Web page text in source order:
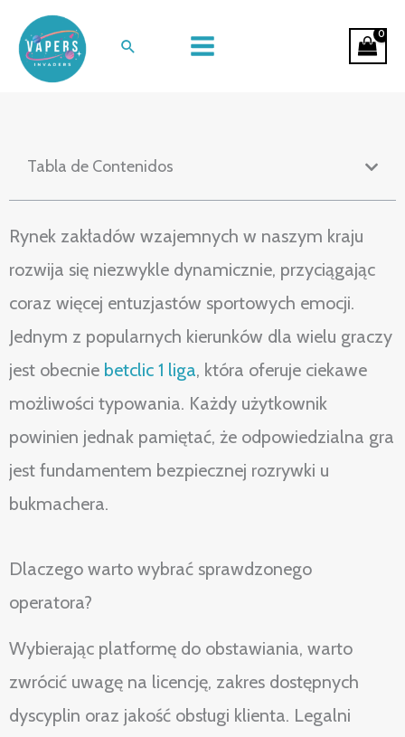
contenido
Buscar
Analiza oferty bukmacherskiej
Betclic w Polsce
Tabla de Contenidos
Rynek zakładów wzajemnych w naszym kraju
rozwija się niezwykle dynamicznie, przyciągając
coraz więcej entuzjastów sportowych emocji.
Jednym z popularnych kierunków dla wielu graczy
jest obecnie betclic 1 liga, która oferuje ciekawe
możliwości typowania. Każdy użytkownik
powinien jednak pamiętać, że odpowiedzialna gra
jest fundamentem bezpiecznej rozrywki u
bukmachera.
Dlaczego warto wybrać sprawdzonego
operatora?
Wybierając platformę do obstawiania, warto
zwrócić uwagę na licencję, zakres dostępnych
dyscyplin oraz jakość obsługi klienta. Legalni